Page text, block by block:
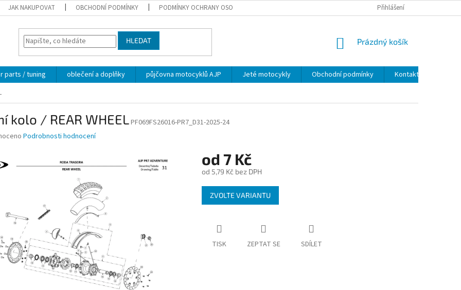
JAK NAKUPOVAT OBCHODNÍ PODMÍNKY PODMÍNKY OCHRANY OSOBNÍCH ÚDAJŮ Přihlášení
HLEDAT
NÁKUPNÍ
Prázdný košík
parts / tuning oblečení a doplňky půjčovna motocyklů AJP Jeté motocykly Obchodní podmínky
Kontakty
kolo / REAR WHEELPF069FS26016-PR7_D31-2025-24
Podrobnosti hodnocení
od 7 Kč
od 5,79 Kčbez DPH
Měrná
cena:
ZVOLTE VARIANTU
TISK ZEPTAT SE SDÍLET